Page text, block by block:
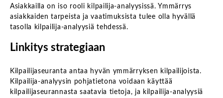
Asiakkailla on iso rooli kilpailija-analyysissä. Ymmärrys
asiakkaiden tarpeista ja vaatimuksista tulee olla hyvällä
tasolla kilpailija-analyysiä tehdessä.
Linkitys strategiaan
Kilpailijaseuranta antaa hyvän ymmärryksen kilpailijoista.
Kilpailija-analyysin pohjatietona voidaan käyttää
kilpailijaseurannasta saatavia tietoja, ja kilpailija-analyysiä